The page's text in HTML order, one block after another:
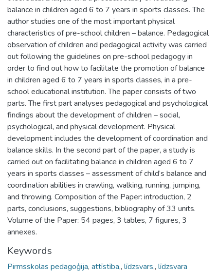
balance in children aged 6 to 7 years in sports classes. The
author studies one of the most important physical
characteristics of pre-school children – balance. Pedagogical
observation of children and pedagogical activity was carried
out following the guidelines on pre-school pedagogy in
order to find out how to facilitate the promotion of balance
in children aged 6 to 7 years in sports classes, in a pre-
school educational institution. The paper consists of two
parts. The first part analyses pedagogical and psychological
findings about the development of children – social,
psychological, and physical development. Physical
development includes the development of coordination and
balance skills. In the second part of the paper, a study is
carried out on facilitating balance in children aged 6 to 7
years in sports classes – assessment of child’s balance and
coordination abilities in crawling, walking, running, jumping,
and throwing. Composition of the Paper: introduction, 2
parts, conclusions, suggestions, bibliography of 33 units.
Volume of the Paper: 54 pages, 3 tables, 7 figures, 3
annexes.
Keywords
Pirmsskolas pedagoģija, attīstība,, līdzsvars,, līdzsvara